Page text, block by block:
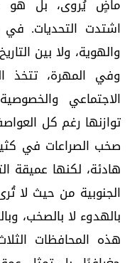
ماضٍ يُروى، بل هو
اشتدت التحديات.
والهوية، ولا بين
وفي المهرة، تتخذ
الاجتماعي
توازنها رغم كل
صخب الصراعات في
هادئة، لكنها عميقة
الجنوبية من حيث لا
بالهدوء لا بالصخب،
هذه المحافظات